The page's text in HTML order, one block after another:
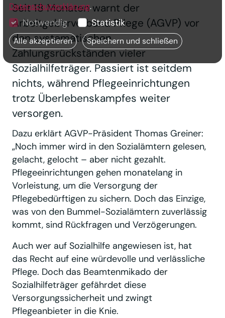
Seit 18 Monaten warnt der
Arbeitgeberverband Pflege (AGVP) vor
den systematischen
Zahlungsrückständen vieler
Sozialhilfeträger. Passiert ist seitdem
nichts, während Pflegeeinrichtungen
trotz Überlebenskampfes weiter
versorgen.
Dazu erklärt AGVP-Präsident Thomas Greiner:
„Noch immer wird in den Sozialämtern gelesen,
gelacht, gelocht – aber nicht gezahlt.
Pflegeeinrichtungen gehen monatelang in
Vorleistung, um die Versorgung der
Pflegebedürftigen zu sichern. Doch das Einzige,
was von den Bummel-Sozialämtern zuverlässig
kommt, sind Rückfragen und Verzögerungen.
Auch wer auf Sozialhilfe angewiesen ist, hat
das Recht auf eine würdevolle und verlässliche
Pflege. Doch das Beamtenmikado der
Sozialhilfeträger gefährdet diese
Versorgungssicherheit und zwingt
Pflegeanbieter in die Knie.
Datenschutzerklärung.
Notwendig Statistik
Alle akzeptieren Speichern und schließen